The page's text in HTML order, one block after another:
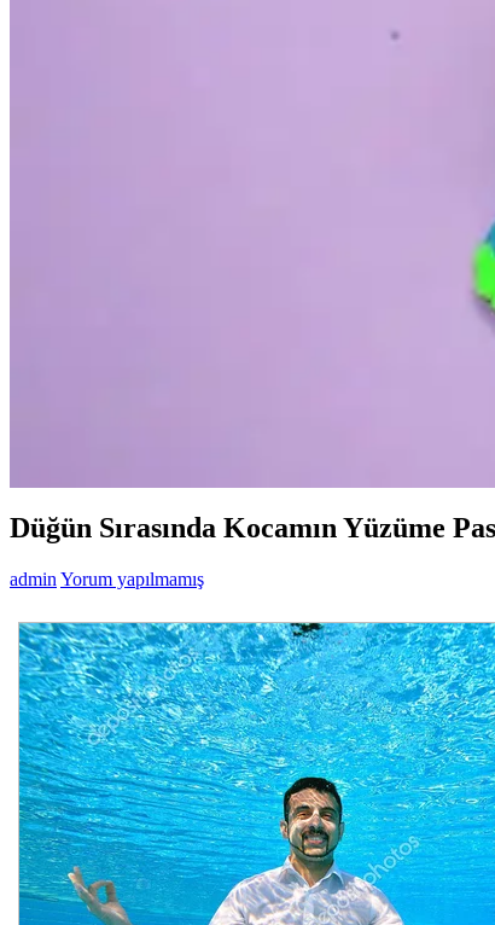
Düğün Sırasında Kocamın Yüzüme
admin Yorum yapılmamış